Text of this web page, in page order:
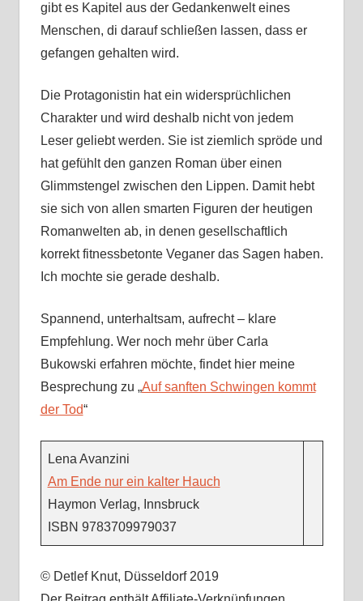
gibt es Kapitel aus der Gedankenwelt eines
Menschen, di darauf schließen lassen, dass er
gefangen gehalten wird.
Die Protagonistin hat ein widersprüchlichen
Charakter und wird deshalb nicht von jedem
Leser geliebt werden. Sie ist ziemlich spröde und
hat gefühlt den ganzen Roman über einen
Glimmstengel zwischen den Lippen. Damit hebt
sie sich von allen smarten Figuren der heutigen
Romanwelten ab, in denen gesellschaftlich
korrekt fitnessbetonte Veganer das Sagen haben.
Ich mochte sie gerade deshalb.
Spannend, unterhaltsam, aufrecht – klare
Empfehlung. Wer noch mehr über Carla
Bukowski erfahren möchte, findet hier meine
Besprechung zu „Auf sanften Schwingen kommt
der Tod“
Lena Avanzini
Am Ende nur ein kalter Hauch
Haymon Verlag, Innsbruck
ISBN 9783709979037
© Detlef Knut, Düsseldorf 2019